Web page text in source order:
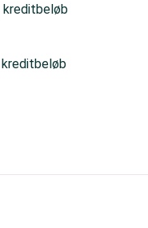
kreditbeløb